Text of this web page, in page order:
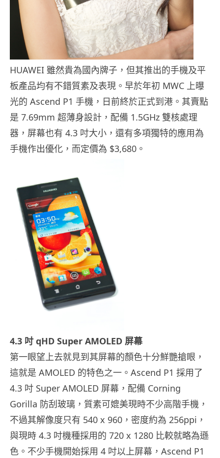
HUAWEI 雖然貴為國內牌子，但其推出的手機及平
板產品均有不錯質素及表現。早於年初 MWC 上曝
光的 Ascend P1 手機，日前終於正式到港。其賣點
是 7.69mm 超薄身設計，配備 1.5GHz 雙核處理
器，屏幕也有 4.3 吋大小，還有多項獨特的應用為
手機作出優化，而定價為 $3,680。
4.3 吋 qHD Super AMOLED 屏幕
第一眼望上去就見到其屏幕的顏色十分鮮艷搶眼，
這就是 AMOLED 的特色之一。Ascend P1 採用了
4.3 吋 Super AMOLED 屏幕，配備 Corning
Gorilla 防刮玻璃，質素可媲美現時不少高階手機，
不過其解像度只有 540 x 960，密度約為 256ppi，
與現時 4.3 吋機種採用的 720 x 1280 比較就略為遜
色。不少手機開始採用 4 吋以上屏幕，Ascend P1